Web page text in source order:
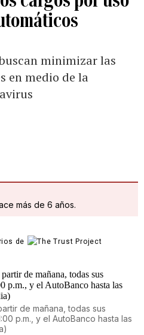
minimizar las
en medio de la
más de 6 años.
de
de mañana, todas sus
p.m., y el AutoBanco hasta las